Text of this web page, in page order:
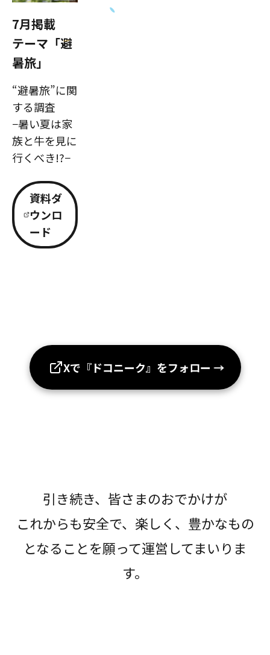
7月掲載
テーマ「避
暑旅」
“避暑旅”に関
する調査
−暑い夏は家
族と牛を見に
行くべき!?−
資料ダ
ウンロ
ード
Xで『ドコニーク』をフォロー →
引き続き、皆さまのおでかけが
これからも安全で、楽しく、豊かなもの
となることを願って運営してまいりま
す。